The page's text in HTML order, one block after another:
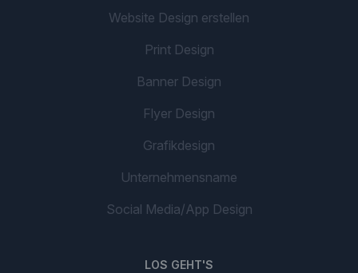
Website Design erstellen
Print Design
Banner Design
Flyer Design
Grafikdesign
Unternehmensname
Social Media/App Design
LOS GEHT'S